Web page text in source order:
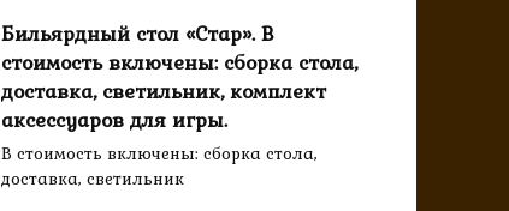
Бильярдный стол «Стар». В
стоимость включены: сборка стола,
доставка, светильник, комплект
аксессуаров для игры.
В стоимость включены: сборка стола,
доставка, светильник